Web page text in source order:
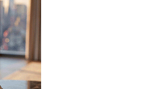
является одним из лидеров
Беларуси и других
ряд женских,
зонтов в необычном
отличается надёжностью